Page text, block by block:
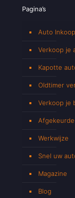
Pagina’s
Auto Inkoop
Verkoop je
Kapotte
Oldtimer
Verkoop je
Werkwijze
Snel uw
Magazine
Blog